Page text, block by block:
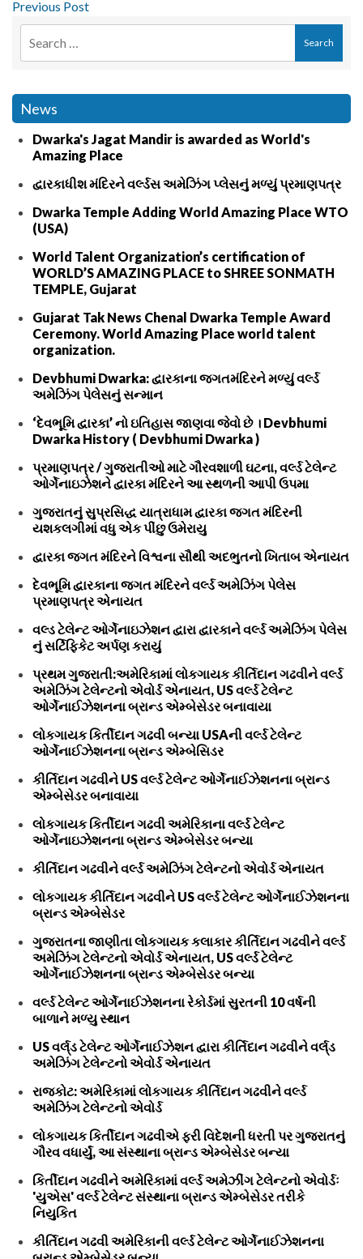
Previous Post
News
Dwarka's Jagat Mandir is awarded as World's
Amazing Place
દ્વારકાધીશ મંદિરને વર્લ્ડસ અમેઝિંગ પ્લેસનું મળ્યું પ્રમાણપત્ર
Dwarka Temple Adding World Amazing Place WTO
(USA)
World Talent Organization’s certification of
WORLD’S AMAZING PLACE to SHREE SONMATH
TEMPLE, Gujarat
Gujarat Tak News Chenal Dwarka Temple Award
Ceremony. World Amazing Place world talent
organization.
Devbhumi Dwarka: દ્વારકાના જગતમંદિરને મળ્યું વર્લ્ડ
અમેઝિંગ પેલેસનું સન્માન
‘દેવભૂમિ દ્વારકા’ નો ઇતિહાસ જાણવા જેવો છે । Devbhumi
Dwarka History ( Devbhumi Dwarka )
પ્રમાણપત્ર / ગુજરાતીઓ માટે ગૌરવશાળી ઘટના, વર્લ્ડ ટેલેન્ટ
ઓર્ગેનાઇઝેશને દ્વારકા મંદિરને આ સ્થળની આપી ઉપમા
ગુજરાતનું સુપ્રસિદ્ધ યાત્રાધામ દ્વારકા જગત મંદિરની
યશકલગીમાં વધુ એક પીંછુ ઉમેરાયુ
દ્વારકા જગત મંદિરને વિશ્વના સૌથી અદભુતનો ખિતાબ એનાયત
દેવભૂમિ દ્વારકાના જગત મંદિરને વર્લ્ડ અમેઝિંગ પેલેસ
પ્રમાણપત્ર એનાયત
વલ્ડ ટેલેન્ટ ઓર્ગેનાઇઝેશન દ્વારા દ્વારકાને વર્લ્ડ અમેઝિંગ પેલેસ
નું સર્ટિફિકેટ અર્પણ કરાયું
પ્રથમ ગુજરાતી:અમેરિકામાં લોકગાયક કીર્તિદાન ગઢવીને વર્લ્ડ
અમેઝિંગ ટેલેન્ટનો એવોર્ડ એનાયત, US વર્લ્ડ ટેલેન્ટ
ઓર્ગેનાઈઝેશનના બ્રાન્ડ એમ્બેસેડર બનાવાયા
લોકગાયક કિર્તીદાન ગઢવી બન્યા USAની વર્લ્ડ ટેલેન્ટ
ઓર્ગેનાઈઝેશનના બ્રાન્ડ એમ્બેસિડર
કીર્તિદાન ગઢવીને US વર્લ્ડ ટેલેન્ટ ઓર્ગેનાઈઝેશનના બ્રાન્ડ
એમ્બેસેડર બનાવાયા
લોકગાયક કિર્તીદાન ગઢવી અમેરિકાના વર્લ્ડ ટેલેન્ટ
ઓર્ગેનાઇઝેશનના બ્રાન્ડ એમ્બેસેડર બન્યા
કીર્તિદાન ગઢવીને વર્લ્ડ અમેઝિંગ ટેલેન્ટનો એવોર્ડ એનાયત
લોકગાયક કીર્તિદાન ગઢવીને US વર્લ્ડ ટેલેન્ટ ઓર્ગેનાઈઝેશનના
બ્રાન્ડ એમ્બેસેડર
ગુજરાતના જાણીતા લોકગાયક કલાકાર કીર્તિદાન ગઢવીને વર્લ્ડ
અમેઝિંગ ટેલેન્ટનો એવોર્ડ એનાયત, US વર્લ્ડ ટેલેન્ટ
ઓર્ગેનાઈઝેશનના બ્રાન્ડ એમ્બેસેડર બન્યા
વર્લ્ડ ટેલેન્ટ ઓર્ગેનાઈઝેશનના રેકોર્ડમાં સુરતની 10 વર્ષની
બાળાને મળ્યુ સ્થાન
US વર્લ્‌ડ ટેલેન્ટ ઓર્ગેનાઈઝેશન દ્વારા કીર્તિદાન ગઢવીને વર્લ્‌ડ
અમેઝિંગ ટેલેન્ટનો એવોર્ડ એનાયત
રાજકોટ: અમેરિકામાં લોકગાયક કીર્તિદાન ગઢવીને વર્લ્ડ
અમેઝિંગ ટેલેન્ટનો એવોર્ડ
લોકગાયક કિર્તીદાન ગઢવીએ ફરી વિદેશની ધરતી પર ગુજરાતનું
ગૌરવ વધાર્યું, આ સંસ્થાના બ્રાન્ડ એમ્બેસેડર બન્યા
કિર્તીદાન ગઢવીને અમેરિકામાં વર્લ્ડ અમેઝીંગ ટેલેન્ટનો એવોર્ડઃ
'યુએસ' વર્લ્ડ ટેલેન્ટ સંસ્થાના બ્રાન્ડ એમ્બેસેડર તરીકે
નિયુકિત
કીર્તિદાન ગઢવી અમેરિકાની વર્લ્ડ ટેલેન્ટ ઓર્ગેનાઈઝેશનના